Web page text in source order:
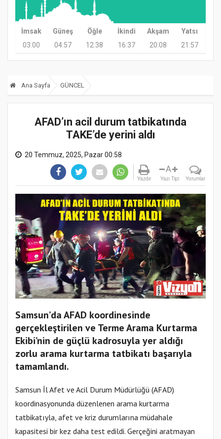
İmsak Güneş Öğle İkindi Akşam
Yatsı
03:00
04:57 12:38 16:37 20:08 21:57
Ana Sayfa GÜNCEL
AFAD’ın acil durum tatbikatında
TAKE’de yerini aldı
20 Temmuz, 2025, Pazar 00:58
Yazdır
A
Yazı Tipi Yorumlar
Samsun’da AFAD koordinesinde
gerçekleştirilen ve Terme Arama Kurtarma
Ekibi’nin de güçlü kadrosuyla yer aldığı
zorlu arama kurtarma tatbikatı başarıyla
tamamlandı.
Samsun İl Afet ve Acil Durum Müdürlüğü (AFAD)
koordinasyonunda düzenlenen arama kurtarma
tatbikatıyla, afet ve kriz durumlarına müdahale
kapasitesi bir kez daha test edildi. Gerçeğini aratmayan